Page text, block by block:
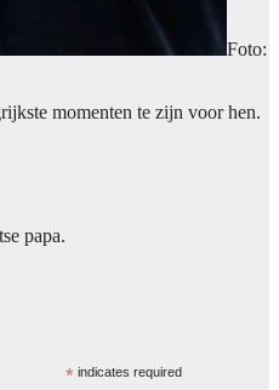
Foto:
momenten te zijn voor hen.
papa.
* indicates required